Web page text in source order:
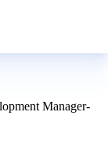
Manager-